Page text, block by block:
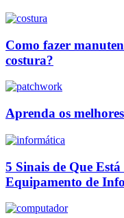
Como fazer
costura?
Aprenda os
5 Sinais de Que
Equipamento de